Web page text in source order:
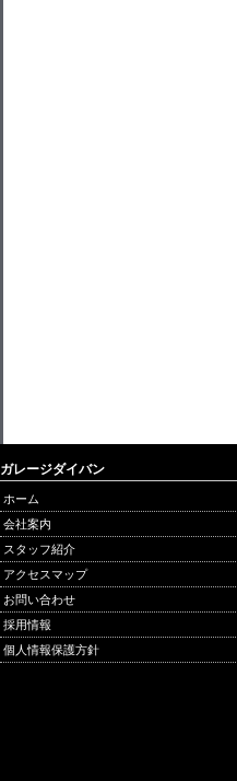
ガレージダイバン
ホーム
会社案内
スタッフ紹介
アクセスマップ
お問い合わせ
採用情報
個人情報保護方針